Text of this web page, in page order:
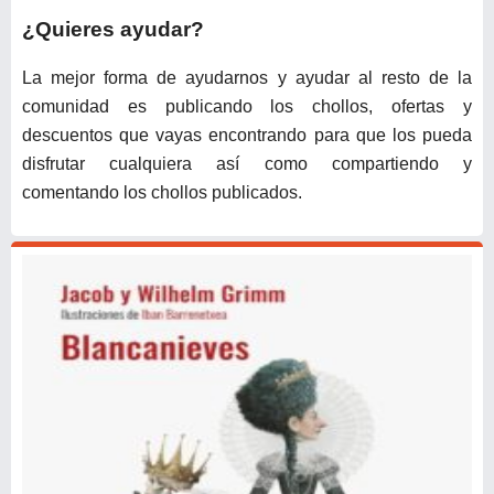
¿Quieres ayudar?
La mejor forma de ayudarnos y ayudar al resto de la
comunidad es publicando los chollos, ofertas y
descuentos que vayas encontrando para que los pueda
disfrutar cualquiera así como compartiendo y
comentando los chollos publicados.